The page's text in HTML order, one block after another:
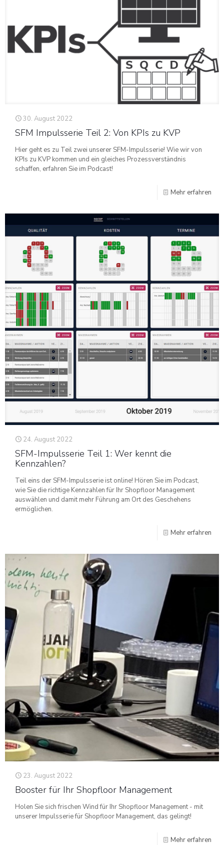
30. August 2022
SFM Impulsserie Teil 2: Von KPIs zu KVP
Hier geht es zu Teil zwei unserer SFM-Impulsserie! Wie wir von
KPIs zu KVP kommen und ein gleiches Prozessverständnis
schaffen, erfahren Sie im Podcast!
Mehr erfahren
24. August 2022
SFM-Impulsserie Teil 1: Wer kennt die
Kennzahlen?
Teil eins der SFM-Impulsserie ist online! Hören Sie im Podcast,
wie Sie die richtige Kennzahlen für Ihr Shopfloor Management
auswählen und damit mehr Führung am Ort des Geschehens
ermöglichen.
Mehr erfahren
23. August 2022
Booster für Ihr Shopfloor Management
Holen Sie sich frischen Wind für Ihr Shopfloor Management - mit
unserer Impulsserie für Shopfloor Management, das gelingt!
Mehr erfahren